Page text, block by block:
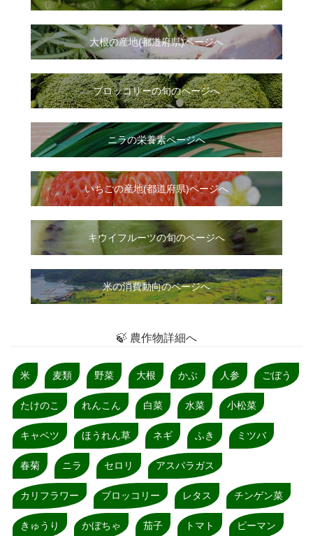
大根の産地(都道府県)ページへ
ブロッコリーの旬のページへ
ニラの栄養素ページへ
いちごの産地(都道府県)ページへ
キウイフルーツの旬のページへ
米の消費動向のページへ
🍃 農作物詳細へ
米 麦類 野菜 大根 かぶ 人参 ごぼう
たけのこ れんこん 白菜 水菜 小松菜
キャベツ ほうれん草 ネギ ふき ミツバ
春菊 ニラ セロリ アスパラガス
カリフラワー ブロッコリー レタス チンゲン菜
きゅうり かぼちゃ 茄子 トマト ピーマン